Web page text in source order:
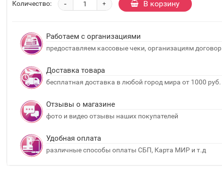
Количество: +
- В корзину
Работаем с организациями
предоставляем кассовые чеки, организациям договор
Доставка товара
бесплатная доставка в любой город мира от 1000 руб.
Отзывы о магазине
фото и видео отзывы наших покупателей
Удобная оплата
различные способы оплаты СБП, Карта МИР и т.д